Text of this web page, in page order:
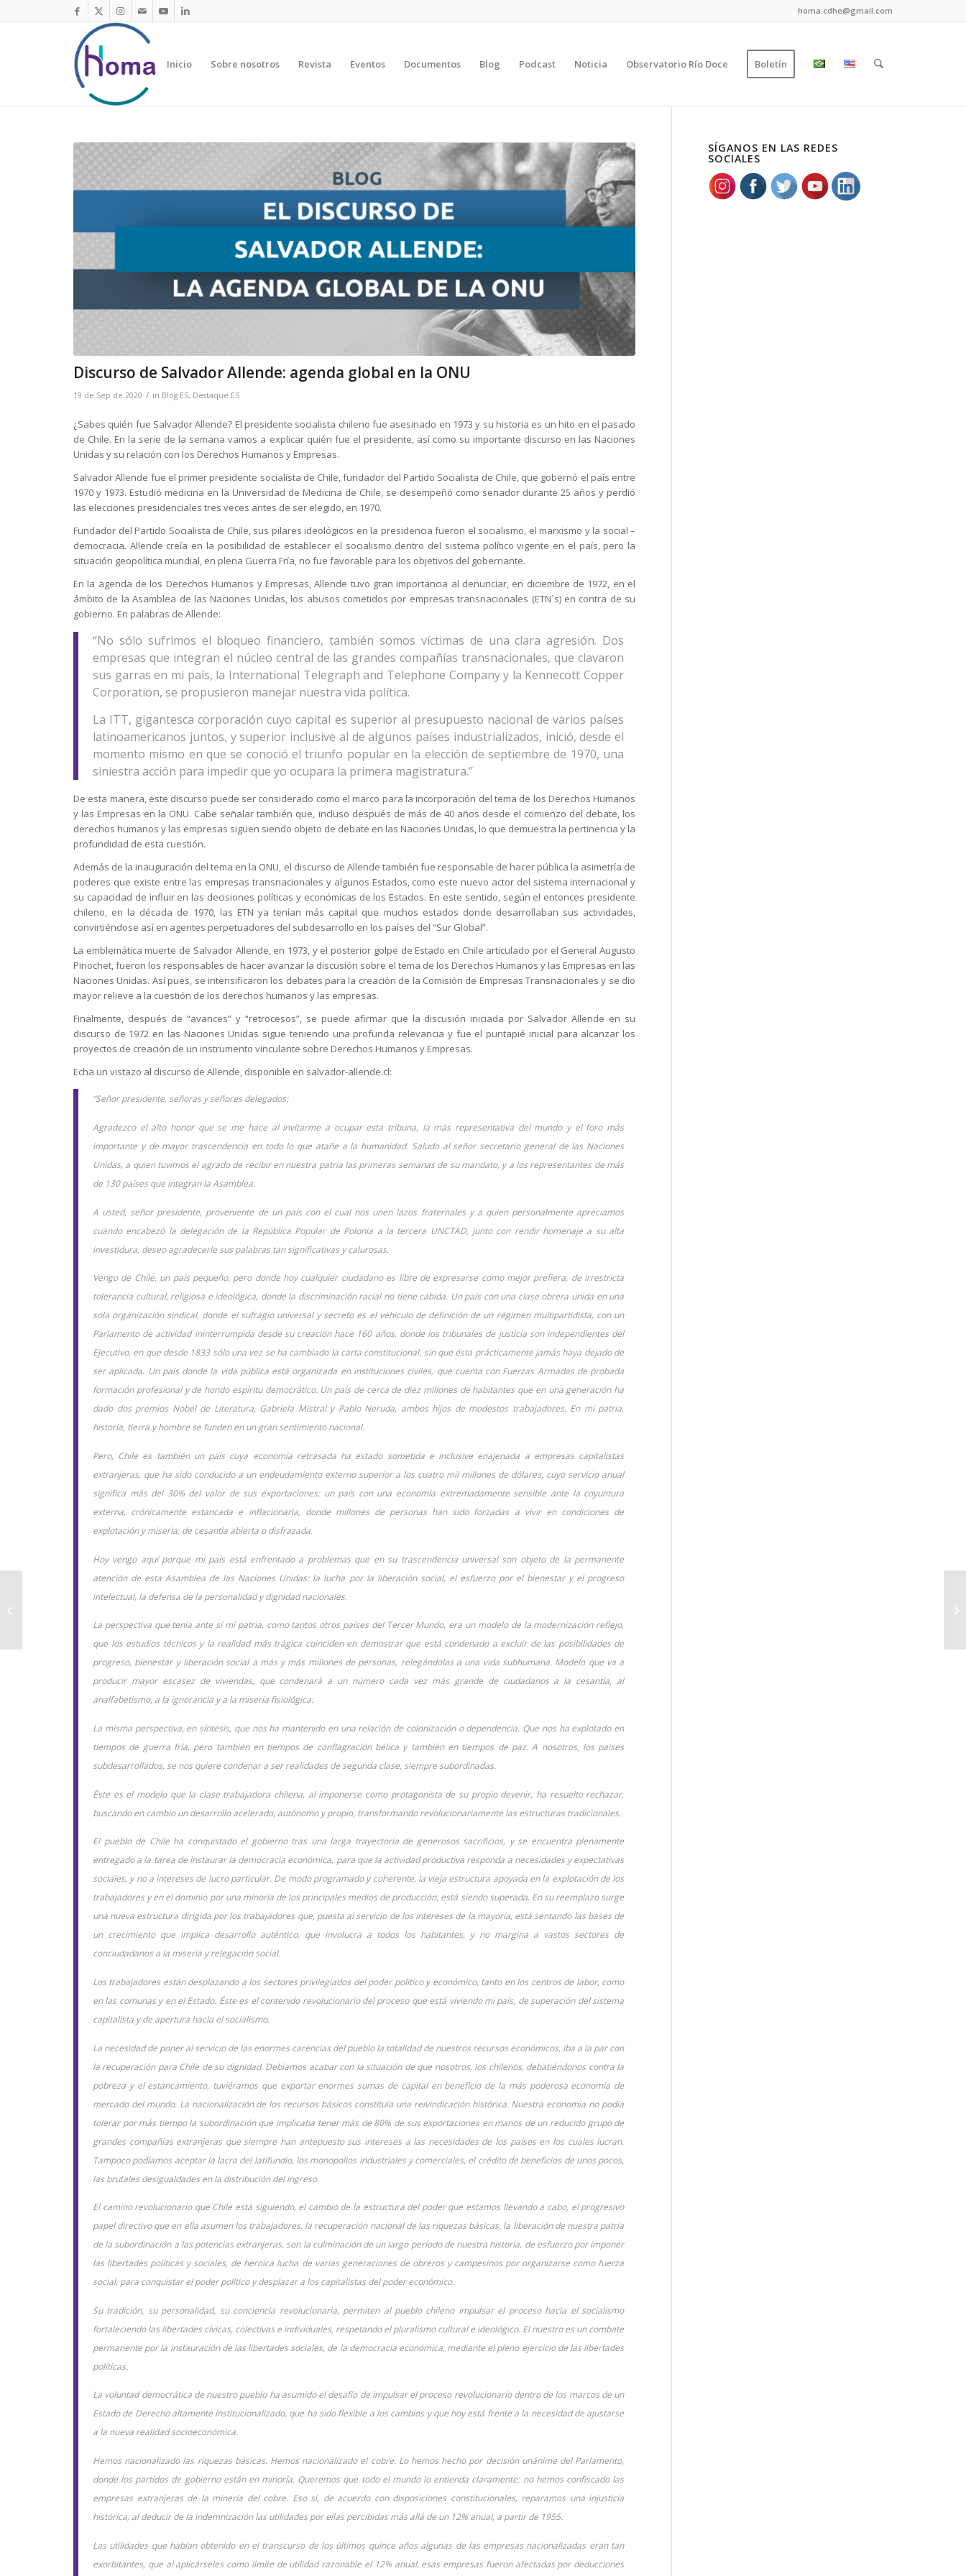
homa.cdhe@gmail.com
Inicio Sobre nosotros Revista Eventos Documentos Blog Podcast Noticia Observatorio Río Doce Boletín
Discurso de Salvador Allende: agenda global en la ONU
19 de Sep de 2020 / in Blog ES, Destaque ES
¿Sabes quién fue Salvador Allende? El presidente socialista chileno fue asesinado en 1973 y su historia es un hito en el pasado
de Chile. En la serie de la semana vamos a explicar quién fue el presidente, así como su importante discurso en las Naciones
Unidas y su relación con los Derechos Humanos y Empresas.
Salvador Allende fue el primer presidente socialista de Chile, fundador del Partido Socialista de Chile, que gobernó el país entre
1970 y 1973. Estudió medicina en la Universidad de Medicina de Chile, se desempeñó como senador durante 25 años y perdió
las elecciones presidenciales tres veces antes de ser elegido, en 1970.
Fundador del Partido Socialista de Chile, sus pilares ideológicos en la presidencia fueron el socialismo, el marxismo y la social –
democracia. Allende creía en la posibilidad de establecer el socialismo dentro del sistema político vigente en el país, pero la
situación geopolítica mundial, en plena Guerra Fría, no fue favorable para los objetivos del gobernante.
En la agenda de los Derechos Humanos y Empresas, Allende tuvo gran importancia al denunciar, en diciembre de 1972, en el
ámbito de la Asamblea de las Naciones Unidas, los abusos cometidos por empresas transnacionales (ETN´s) en contra de su
gobierno. En palabras de Allende:
‘‘No sólo sufrimos el bloqueo financiero, también somos víctimas de una clara agresión. Dos
empresas que integran el núcleo central de las grandes compañías transnacionales, que clavaron
sus garras en mi país, la International Telegraph and Telephone Company y la Kennecott Copper
Corporation, se propusieron manejar nuestra vida política.
La ITT, gigantesca corporación cuyo capital es superior al presupuesto nacional de varios países
latinoamericanos juntos, y superior inclusive al de algunos países industrializados, inició, desde el
momento mismo en que se conoció el triunfo popular en la elección de septiembre de 1970, una
siniestra acción para impedir que yo ocupara la primera magistratura.’’
De esta manera, este discurso puede ser considerado como el marco para la incorporación del tema de los Derechos Humanos
y las Empresas en la ONU. Cabe señalar también que, incluso después de más de 40 años desde el comienzo del debate, los
derechos humanos y las empresas siguen siendo objeto de debate en las Naciones Unidas, lo que demuestra la pertinencia y la
profundidad de esta cuestión.
Además de la inauguración del tema en la ONU, el discurso de Allende también fue responsable de hacer pública la asimetría de
poderes que existe entre las empresas transnacionales y algunos Estados, como este nuevo actor del sistema internacional y
su capacidad de influir en las decisiones políticas y económicas de los Estados. En este sentido, según el entonces presidente
chileno, en la década de 1970, las ETN ya tenían más capital que muchos estados donde desarrollaban sus actividades,
convirtiéndose así en agentes perpetuadores del subdesarrollo en los países del “Sur Global”.
La emblemática muerte de Salvador Allende, en 1973, y el posterior golpe de Estado en Chile articulado por el General Augusto
Pinochet, fueron los responsables de hacer avanzar la discusión sobre el tema de los Derechos Humanos y las Empresas en las
Naciones Unidas. Así pues, se intensificaron los debates para la creación de la Comisión de Empresas Transnacionales y se dio
mayor relieve a la cuestión de los derechos humanos y las empresas.
Finalmente, después de “avances” y “retrocesos”, se puede afirmar que la discusión iniciada por Salvador Allende en su
discurso de 1972 en las Naciones Unidas sigue teniendo una profunda relevancia y fue el puntapié inicial para alcanzar los
proyectos de creación de un instrumento vinculante sobre Derechos Humanos y Empresas.
Echa un vistazo al discurso de Allende, disponible en salvador-allende.cl:
“Señor presidente, señoras y señores delegados:
Agradezco el alto honor que se me hace al invitarme a ocupar esta tribuna, la más representativa del mundo y el foro más
importante y de mayor trascendencia en todo lo que atañe a la humanidad. Saludo al señor secretario general de las Naciones
Unidas, a quien tuvimos el agrado de recibir en nuestra patria las primeras semanas de su mandato, y a los representantes de más
de 130 países que integran la Asamblea.
A usted, señor presidente, proveniente de un país con el cual nos unen lazos fraternales y a quien personalmente apreciamos
cuando encabezó la delegación de la República Popular de Polonia a la tercera UNCTAD, junto con rendir homenaje a su alta
investidura, deseo agradecerle sus palabras tan significativas y calurosas.
Vengo de Chile, un país pequeño, pero donde hoy cualquier ciudadano es libre de expresarse como mejor prefiera, de irrestricta
tolerancia cultural, religiosa e ideológica, donde la discriminación racial no tiene cabida. Un país con una clase obrera unida en una
sola organización sindical, donde el sufragio universal y secreto es el vehículo de definición de un régimen multipartidista, con un
Parlamento de actividad ininterrumpida desde su creación hace 160 años, donde los tribunales de justicia son independientes del
Ejecutivo, en que desde 1833 sólo una vez se ha cambiado la carta constitucional, sin que ésta prácticamente jamás haya dejado de
ser aplicada. Un país donde la vida pública está organizada en instituciones civiles, que cuenta con Fuerzas Armadas de probada
formación profesional y de hondo espíritu democrático. Un país de cerca de diez millones de habitantes que en una generación ha
dado dos premios Nobel de Literatura, Gabriela Mistral y Pablo Neruda, ambos hijos de modestos trabajadores. En mi patria,
historia, tierra y hombre se funden en un gran sentimiento nacional.
Pero, Chile es también un país cuya economía retrasada ha estado sometida e inclusive enajenada a empresas capitalistas
extranjeras, que ha sido conducido a un endeudamiento externo superior a los cuatro mil millones de dólares, cuyo servicio anual
significa más del 30% del valor de sus exportaciones; un país con una economía extremadamente sensible ante la coyuntura
externa, crónicamente estancada e inflacionaria, donde millones de personas han sido forzadas a vivir en condiciones de
explotación y miseria, de cesantía abierta o disfrazada.
Hoy vengo aquí porque mi país está enfrentado a problemas que en su trascendencia universal son objeto de la permanente
atención de esta Asamblea de las Naciones Unidas: la lucha por la liberación social, el esfuerzo por el bienestar y el progreso
intelectual, la defensa de la personalidad y dignidad nacionales.
La perspectiva que tenía ante sí mi patria, como tantos otros países del Tercer Mundo, era un modelo de la modernización reflejo,
que los estudios técnicos y la realidad más trágica coinciden en demostrar que está condenado a excluir de las posibilidades de
progreso, bienestar y liberación social a más y más millones de personas, relegándolas a una vida subhumana. Modelo que va a
producir mayor escasez de viviendas, que condenará a un número cada vez más grande de ciudadanos a la cesantía, al
analfabetismo, a la ignorancia y a la miseria fisiológica.
La misma perspectiva, en síntesis, que nos ha mantenido en una relación de colonización o dependencia. Que nos ha explotado en
tiempos de guerra fría, pero también en tiempos de conflagración bélica y también en tiempos de paz. A nosotros, los países
subdesarrollados, se nos quiere condenar a ser realidades de segunda clase, siempre subordinadas.
Éste es el modelo que la clase trabajadora chilena, al imponerse como protagonista de su propio devenir, ha resuelto rechazar,
buscando en cambio un desarrollo acelerado, autónomo y propio, transformando revolucionariamente las estructuras tradicionales.
El pueblo de Chile ha conquistado el gobierno tras una larga trayectoria de generosos sacrificios, y se encuentra plenamente
entregado a la tarea de instaurar la democracia económica, para que la actividad productiva responda a necesidades y expectativas
sociales, y no a intereses de lucro particular. De modo programado y coherente, la vieja estructura apoyada en la explotación de los
trabajadores y en el dominio por una minoría de los principales medios de producción, está siendo superada. En su reemplazo surge
una nueva estructura dirigida por los trabajadores que, puesta al servicio de los intereses de la mayoría, está sentando las bases de
un crecimiento que implica desarrollo auténtico, que involucra a todos los habitantes, y no margina a vastos sectores de
conciudadanos a la miseria y relegación social.
Los trabajadores están desplazando a los sectores privilegiados del poder político y económico, tanto en los centros de labor, como
en las comunas y en el Estado. Éste es el contenido revolucionario del proceso que está viviendo mi país, de superación del sistema
capitalista y de apertura hacia el socialismo.
La necesidad de poner al servicio de las enormes carencias del pueblo la totalidad de nuestros recursos económicos, iba a la par con
la recuperación para Chile de su dignidad. Debíamos acabar con la situación de que nosotros, los chilenos, debatiéndonos contra la
pobreza y el estancamiento, tuviéramos que exportar enormes sumas de capital en beneficio de la más poderosa economía de
mercado del mundo. La nacionalización de los recursos básicos constituía una reivindicación histórica. Nuestra economía no podía
tolerar por más tiempo la subordinación que implicaba tener más de 80% de sus exportaciones en manos de un reducido grupo de
grandes compañías extranjeras que siempre han antepuesto sus intereses a las necesidades de los países en los cuales lucran.
Tampoco podíamos aceptar la lacra del latifundio, los monopolios industriales y comerciales, el crédito de beneficios de unos pocos,
las brutales desigualdades en la distribución del ingreso.
El camino revolucionario que Chile está siguiendo, el cambio de la estructura del poder que estamos llevando a cabo, el progresivo
papel directivo que en ella asumen los trabajadores, la recuperación nacional de las riquezas básicas, la liberación de nuestra patria
de la subordinación a las potencias extranjeras, son la culminación de un largo período de nuestra historia, de esfuerzo por imponer
las libertades políticas y sociales, de heroica lucha de varias generaciones de obreros y campesinos por organizarse como fuerza
social, para conquistar el poder político y desplazar a los capitalistas del poder económico.
Su tradición, su personalidad, su conciencia revolucionaria, permiten al pueblo chileno impulsar el proceso hacia el socialismo
fortaleciendo las libertades cívicas, colectivas e individuales, respetando el pluralismo cultural e ideológico. El nuestro es un combate
permanente por la instauración de las libertades sociales, de la democracia económica, mediante el pleno ejercicio de las libertades
políticas.
La voluntad democrática de nuestro pueblo ha asumido el desafío de impulsar el proceso revolucionario dentro de los marcos de un
Estado de Derecho altamente institucionalizado, que ha sido flexible a los cambios y que hoy está frente a la necesidad de ajustarse
a la nueva realidad socioeconómica.
Hemos nacionalizado las riquezas básicas. Hemos nacionalizado el cobre. Lo hemos hecho por decisión unánime del Parlamento,
donde los partidos de gobierno están en minoría. Queremos que todo el mundo lo entienda claramente: no hemos confiscado las
empresas extranjeras de la minería del cobre. Eso sí, de acuerdo con disposiciones constitucionales, reparamos una injusticia
histórica, al deducir de la indemnización las utilidades por ellas percibidas más allá de un 12% anual, a partir de 1955.
Las utilidades que habían obtenido en el transcurso de los últimos quince años algunas de las empresas nacionalizadas eran tan
exorbitantes, que al aplicárseles como límite de utilidad razonable el 12% anual, esas empresas fueron afectadas por deducciones
SÍGANOS EN LAS REDES
SOCIALES
¿Qué es el Derecho
Contemporáneo?